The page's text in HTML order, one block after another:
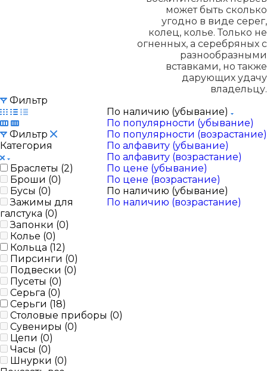
может быть сколько
угодно в виде серег,
колец, колье. Только не
огненных, а серебряных с
разнообразными
вставками, но также
дарующих удачу
владельцу.
Фильтр
По наличию (убывание)
По популярности (убывание)
По популярности (возрастание)
По алфавиту (убывание)
По алфавиту (возрастание)
По цене (убывание)
По цене (возрастание)
По наличию (убывание)
По наличию (возрастание)
Фильтр
Категория
Браслеты (2)
Броши (0)
Бусы (0)
Зажимы для
галстука (0)
Запонки (0)
Колье (0)
Кольца (12)
Пирсинги (0)
Подвески (0)
Пусеты (0)
Серьга (0)
Серьги (18)
Столовые приборы (0)
Сувениры (0)
Цепи (0)
Часы (0)
Шнурки (0)